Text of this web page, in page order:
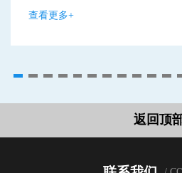
查看更多+
返回顶